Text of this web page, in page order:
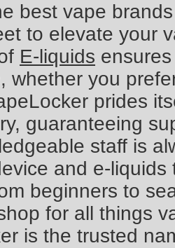
best vape
to elevate your
E-liquids
whether you
prides
guaranteeing
staff is
and e-
beginners to
for all things
is the trusted